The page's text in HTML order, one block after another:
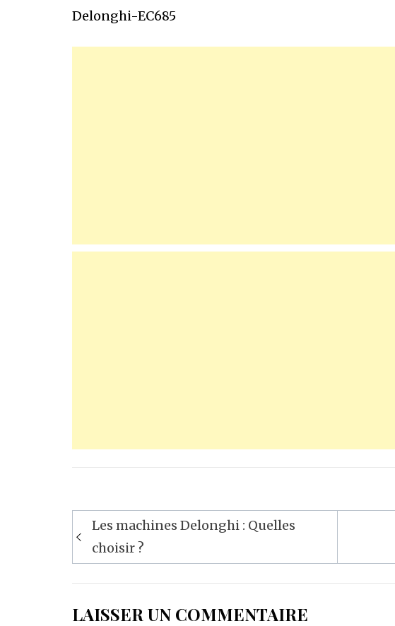
Delonghi-EC685
Navigation
de
l’article
Les machines Delonghi : Quelles
choisir ?
LAISSER UN COMMENTAIRE